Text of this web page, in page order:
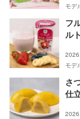
モデ
フ
ル
モデ
さ
仕